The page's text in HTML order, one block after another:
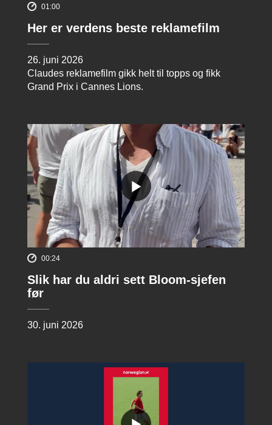
01:00
Her er verdens beste reklamefilm
26. juni 2026
Claudes reklamefilm gikk helt til topps og fikk
Grand Prix i Cannes Lions.
00:24
Slik har du aldri sett Bloom-sjefen
før
30. juni 2026